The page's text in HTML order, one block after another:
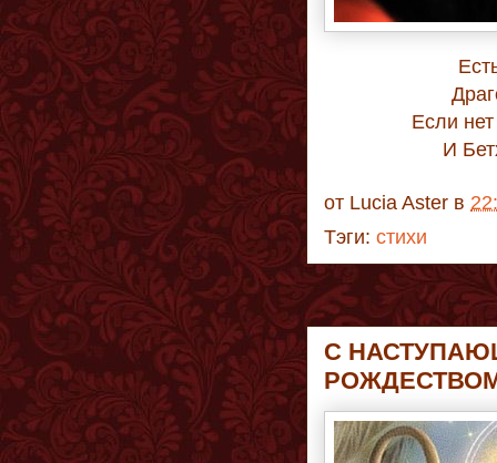
Если
И
от Lucia Aster в
Тэги: стихи
С